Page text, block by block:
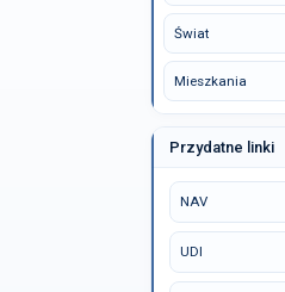
Świat
Mieszkania
Przydatne linki
NAV
UDI